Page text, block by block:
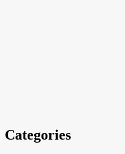
Categories